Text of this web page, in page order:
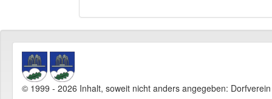
© 1999 - 2026 Inhalt, soweit nicht anders angegeben: